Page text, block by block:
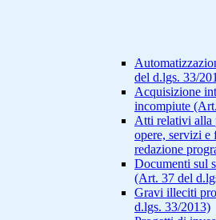
del d.lgs. 33/
Acquisizione
incompiute
Atti relativi alla
opere, servizi e
redazione
Documenti sul
(Art. 37 del
Gravi illeciti
d.lgs. 33/2013)